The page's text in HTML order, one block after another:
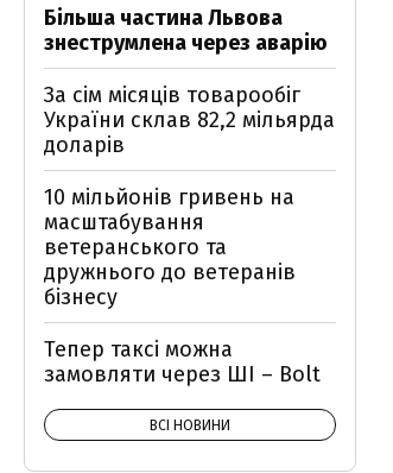
Більша частина Львова
знеструмлена через аварію
За сім місяців товарообіг
України склав 82,2 мільярда
доларів
10 мільйонів гривень на
масштабування
ветеранського та
дружнього до ветеранів
бізнесу
Тепер таксі можна
замовляти через ШІ – Bolt
ВСІ НОВИНИ